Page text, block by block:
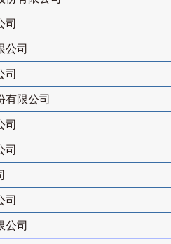
司
公司
司
有限公司
司
司
司
公司